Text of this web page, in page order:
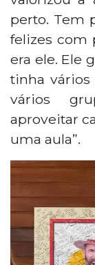
perto. Tem
felizes com
era ele. Ele
tinha vários
vários
aproveitar
uma aula”.